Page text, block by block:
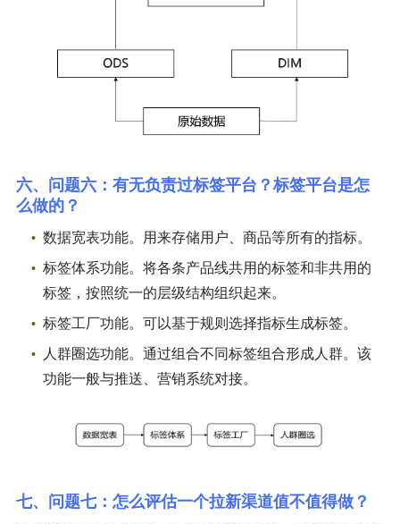
六、问题六：有无负责过标签平台？标签平台是怎
么做的？
数据宽表功能。用来存储用户、商品等所有的指标。
标签体系功能。将各条产品线共用的标签和非共用的
标签，按照统一的层级结构组织起来。
标签工厂功能。可以基于规则选择指标生成标签。
人群圈选功能。通过组合不同标签组合形成人群。该
功能一般与推送、营销系统对接。
七、问题七：怎么评估一个拉新渠道值不值得做？